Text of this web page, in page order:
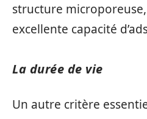
structure
excellente capacité
La durée de vie
Un autre critère